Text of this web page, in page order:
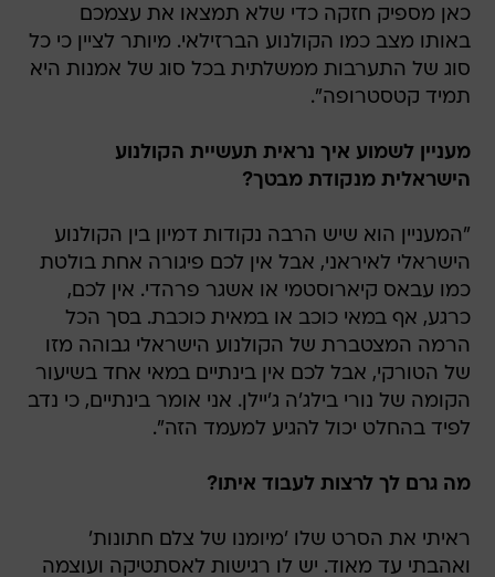
כאן מספיק חזקה כדי שלא תמצאו את עצמכם
באותו מצב כמו הקולנוע הברזילאי. מיותר לציין כי כל
סוג של התערבות ממשלתית בכל סוג של אמנות היא
תמיד קטסטרופה".
מעניין לשמוע איך נראית תעשיית הקולנוע
הישראלית מנקודת מבטך?
"המעניין הוא שיש הרבה נקודות דמיון בין הקולנוע
הישראלי לאיראני, אבל אין לכם פיגורה אחת בולטת
כמו עבאס קיארוסטמי או אשגר פרהדי. אין לכם,
כרגע, אף במאי כוכב או במאית כוכבת. בסך הכל
הרמה המצטברת של הקולנוע הישראלי גבוהה מזו
של הטורקי, אבל לכם אין בינתיים במאי אחד בשיעור
הקומה של נורי בילג'ה ג'יילן. אני אומר בינתיים, כי נדב
לפיד בהחלט יכול להגיע למעמד הזה".
מה גרם לך לרצות לעבוד איתו?
ראיתי את הסרט שלו 'מיומנו של צלם חתונות'
ואהבתי עד מאוד. יש לו רגישות לאסתטיקה ועוצמה